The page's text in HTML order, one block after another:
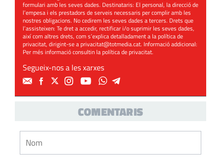
formulari amb les seves dades. Destinataris: El personal, la direcció de
l’empesa i els prestadors de serveis necessaris per complir amb les
nostres obligacions. No cedirem les seves dades a tercers. Drets que
l’assisteixen: Te dret a accedir, rectificar i/o suprimir les seves dades,
així com altres drets, com s’explica detalladament a la política de
privacitat, dirigint-se aprivacitat@totmedia.cat. Informació addicional:
Per més informació consultin lapolítica de privacitat.
Segueix-nos a les xarxes
COMENTARIS